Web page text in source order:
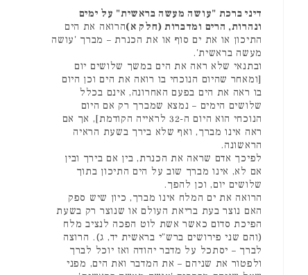
דיני ברכת "עושה מעשה בראשית" על ימים
ונהרות, הרים ומדברות (חלק א)הרואה את הים
התיכון או את ים סוף או את הכנרת – מברך 'עושה
מעשה בראשית'.
ובתנאי שלא ראה את הים במשך שלושים יום
[ומאחר שהיום הנוכחי בו רואה את הים וכן היום
בו ראה את הים בפעם האחרונה, אינם בכלל
שלושים הימים – נמצא שמברך רק אם היום
הנוכחי הוא היום ה-32 לראייה הקודמת], אך אם
ראה אינו מברך, ואף שלא בירך בשעת הראיה
הראשונה.
לפיכך אדם שראה את הכנרת, בין אם בירך ובין
אם לא, אינו מברך שוב על הים התיכון בתוך
שלושים יום, וכן להפך.
הרואה את ים המלח אינו מברך, כיון שיש ספק
האם נוצר בעת בריאת העולם או שנוצר רק בשעת
הפיכת סדום כאשר אשת לוט הפכה לנציב מלח
(והם שני פירושים ברש"י בראשית יד, ג). הרוצה
לברך – יסתכל על מדבר יהודה ואז יוכל לברך
ולפטור את שניהם – את המדבר ואת הים, מפני